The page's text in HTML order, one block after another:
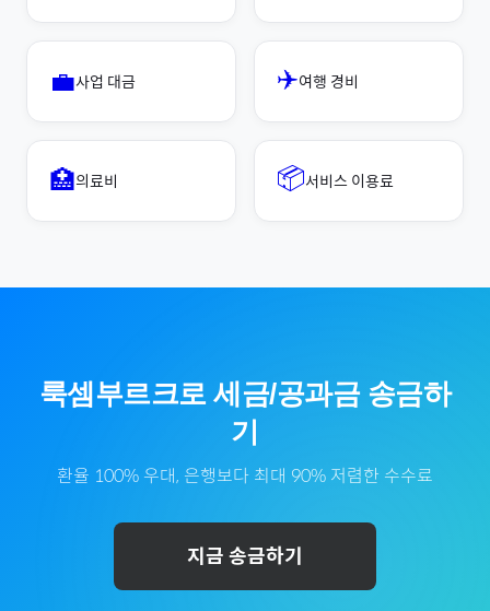
💼사업 대금 ✈️여행 경비
🏥의료비 📦서비스 이용료
룩셈부르크로 세금/공과금송금하
기
환율 100% 우대, 은행보다 최대 90% 저렴한 수수료
지금 송금하기